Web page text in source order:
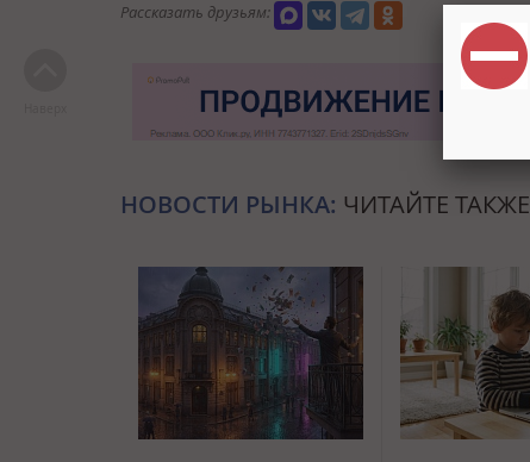
Рассказать друзьям:
НОВОСТИ РЫНКА: ЧИТАЙТЕ ТАКЖЕ